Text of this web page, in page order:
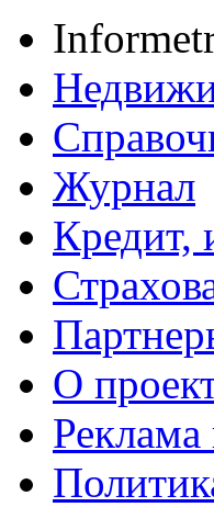
Журнал
Кредит,
O
Реклама